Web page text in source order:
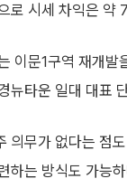
로 시세 차익은 약
이문1구역 재개
뉴타운 일대 대표
의무가 없다는 점
하는 방식도 가능